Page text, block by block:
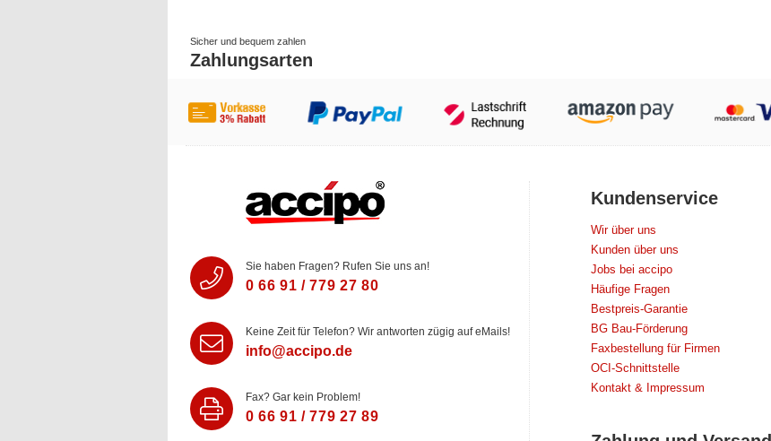
Sicher und bequem zahlen
Zahlungsarten
Sie haben Fragen? Rufen Sie uns an!
0 66 91 / 779 27 80
Keine Zeit für Telefon? Wir antworten zügig auf eMails!
info@accipo.de
Fax? Gar kein Problem!
0 66 91 / 779 27 89
Kundenservice
Wir über uns
Kunden über uns
Jobs bei accipo
Häufige Fragen
Bestpreis-Garantie
BG Bau-Förderung
Faxbestellung für Firmen
OCI-Schnittstelle
Kontakt & Impressum